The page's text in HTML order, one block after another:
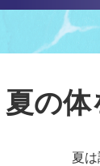
夏の
夏